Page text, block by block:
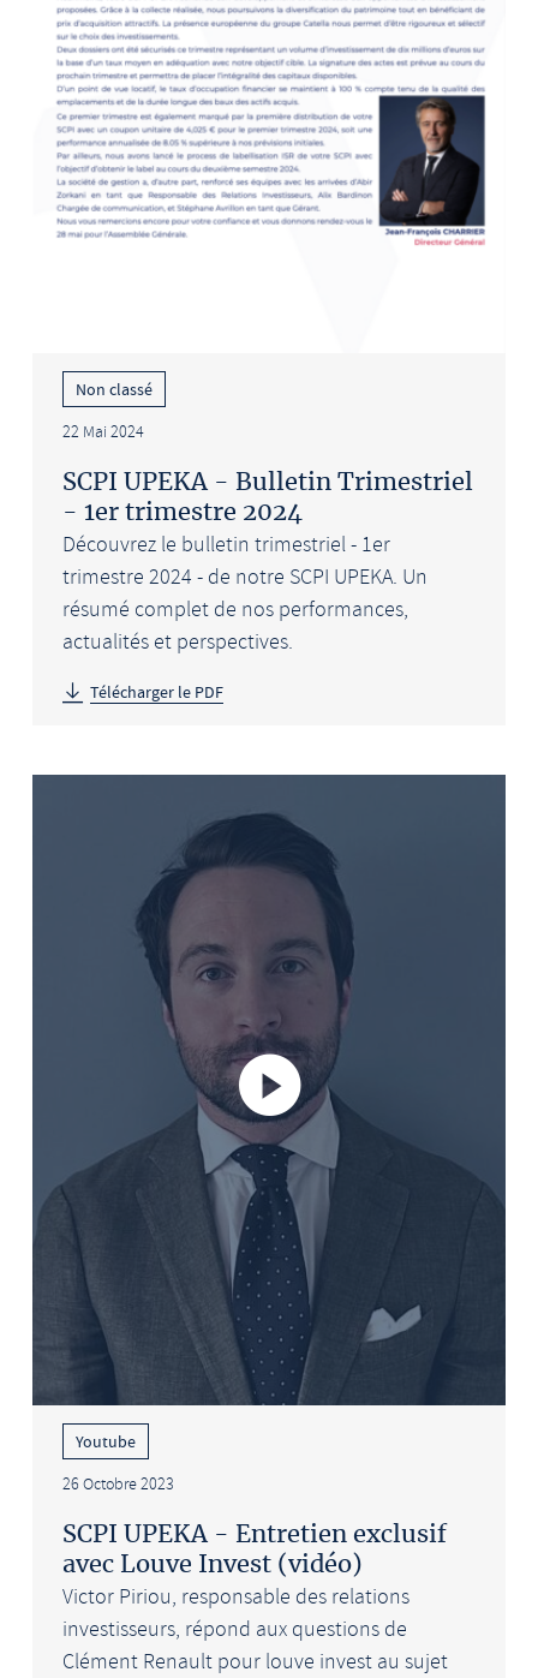
Non classé
22 Mai 2024
SCPI UPEKA - Bulletin Trimestriel
- 1er trimestre 2024
Découvrez le bulletin trimestriel - 1er
trimestre 2024 - de notre SCPI UPEKA. Un
résumé complet de nos performances,
actualités et perspectives.
Télécharger le PDF
Youtube
26 Octobre 2023
SCPI UPEKA - Entretien exclusif
avec Louve Invest (vidéo)
Victor Piriou, responsable des relations
investisseurs, répond aux questions de
Clément Renault pour louve invest au sujet